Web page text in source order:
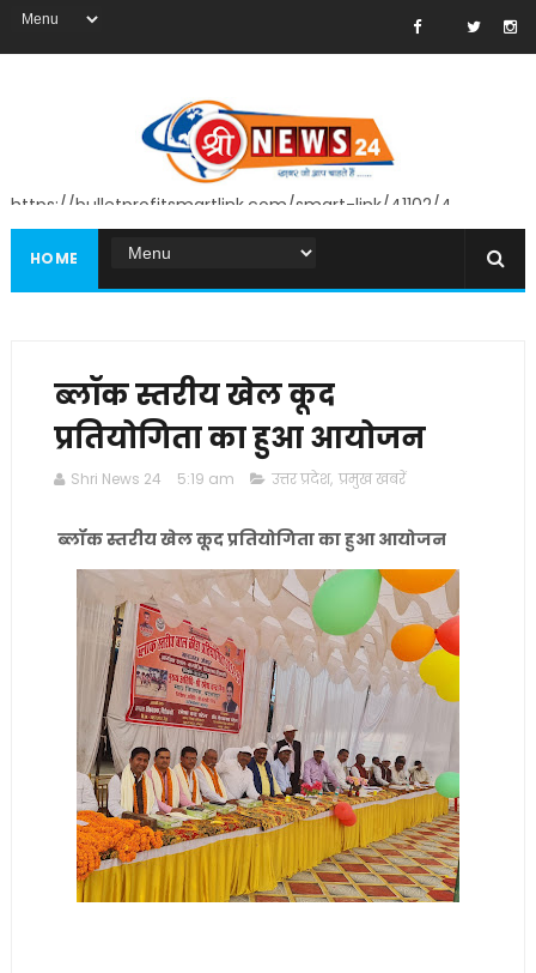
https://bulletprofitsmartlink.com/smart-link/41102/4
HOME
ब्लॉक स्तरीय खेल कूद
प्रतियोगिता का हुआ आयोजन
Shri News 24 5:19 am उत्तर प्रदेश, प्रमुख खबरें
ब्लॉक स्तरीय खेल कूद प्रतियोगिता का हुआ आयोजन